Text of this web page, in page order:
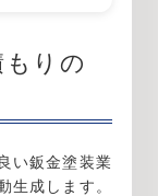
りの
い鈑金塗装業
生成します。